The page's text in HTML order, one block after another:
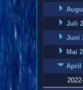
Juli
Juni
Mai
April